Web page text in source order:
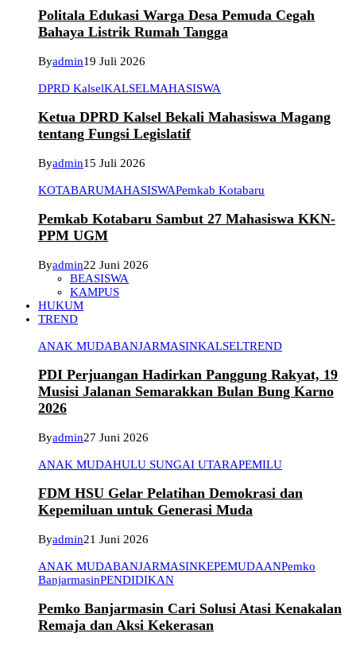
Politala Edukasi Warga Desa Pemuda Cegah
Bahaya Listrik Rumah Tangga
Byadmin19 Juli 2026
DPRD KalselKALSELMAHASISWA
Ketua DPRD Kalsel Bekali Mahasiswa Magang
tentang Fungsi Legislatif
Byadmin15 Juli 2026
KOTABARUMAHASISWAPemkab Kotabaru
Pemkab Kotabaru Sambut 27 Mahasiswa KKN-
PPM UGM
Byadmin22 Juni 2026
BEASISWA
KAMPUS
HUKUM
TREND
ANAK MUDABANJARMASINKALSELTREND
PDI Perjuangan Hadirkan Panggung Rakyat, 19
Musisi Jalanan Semarakkan Bulan Bung Karno
2026
Byadmin27 Juni 2026
ANAK MUDAHULU SUNGAI UTARAPEMILU
FDM HSU Gelar Pelatihan Demokrasi dan
Kepemiluan untuk Generasi Muda
Byadmin21 Juni 2026
ANAK MUDABANJARMASINKEPEMUDAANPemko
BanjarmasinPENDIDIKAN
Pemko Banjarmasin Cari Solusi Atasi Kenakalan
Remaja dan Aksi Kekerasan